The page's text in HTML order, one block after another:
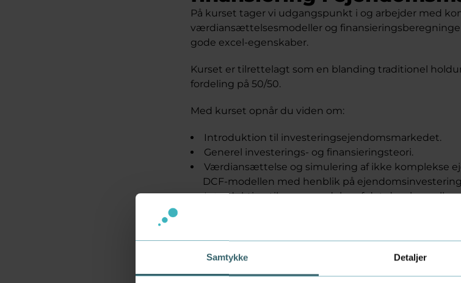
Samtykke Detaljer
På kurset tager vi udgangspunkt i og arbejder med
værdiansættelsesmodeller og
gode excel-egenskaber.
Kurset er tilrettelagt som en blanding traditionel
fordeling på 50/50.
Med kurset opnår du viden om:
Introduktion til investeringsejendomsmarkedet.
Generel investerings- og finansieringsteori.
Værdiansættelse og simulering af ikke komplekse
DCF-modellen med henblik på
Introduktion til og anvendelse af det danske
realkreditsystem.